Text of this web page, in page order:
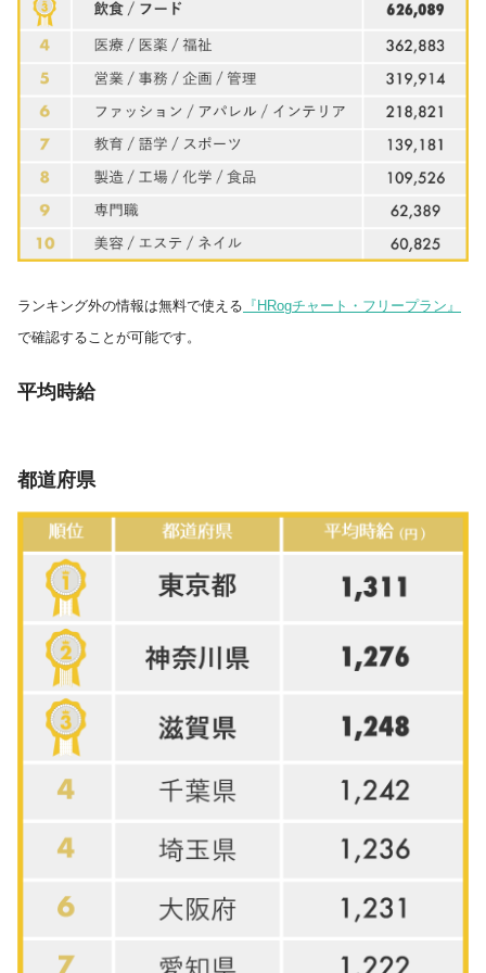
ランキング外の情報は無料で使える 『HRogチャート・フリープラン』
で確認することが可能です。
平均時給
都道府県